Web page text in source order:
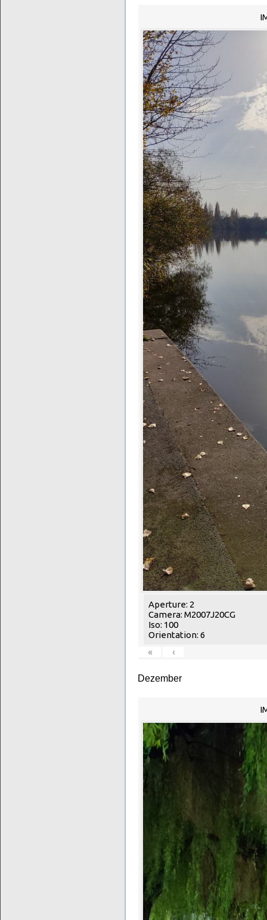
Aperture: 2
Camera: M2007J20CG
Iso: 100
Orientation: 6
«
‹
Dezember